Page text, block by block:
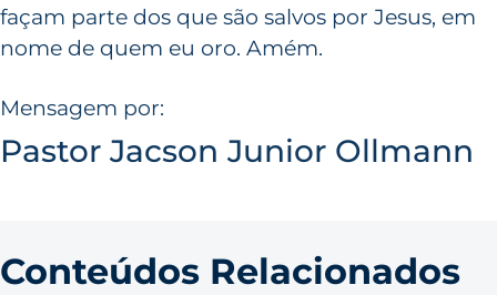
façam parte dos que são salvos por Jesus, em
nome de quem eu oro. Amém.
Mensagem por:
Pastor Jacson Junior Ollmann
Conteúdos Relacionados